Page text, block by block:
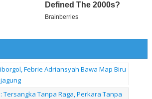
Febrie Adriansyah Bawa Map Biru
Tersangka Tanpa Raga, Perkara Tanpa